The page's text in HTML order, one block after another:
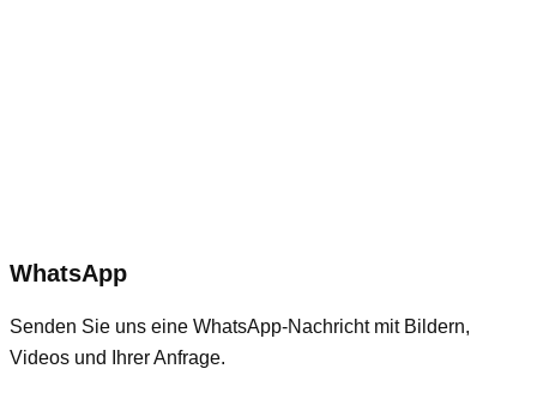
WhatsApp
Senden Sie uns eine WhatsApp-Nachricht mit Bildern,
Videos und Ihrer Anfrage.